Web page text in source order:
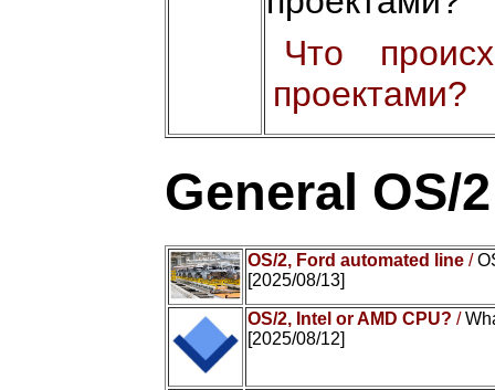
Что
проектами?
General OS/
OS/2, Ford automated line /
[2025/08/13]
OS/2, Intel or AMD CPU? /
[2025/08/12]